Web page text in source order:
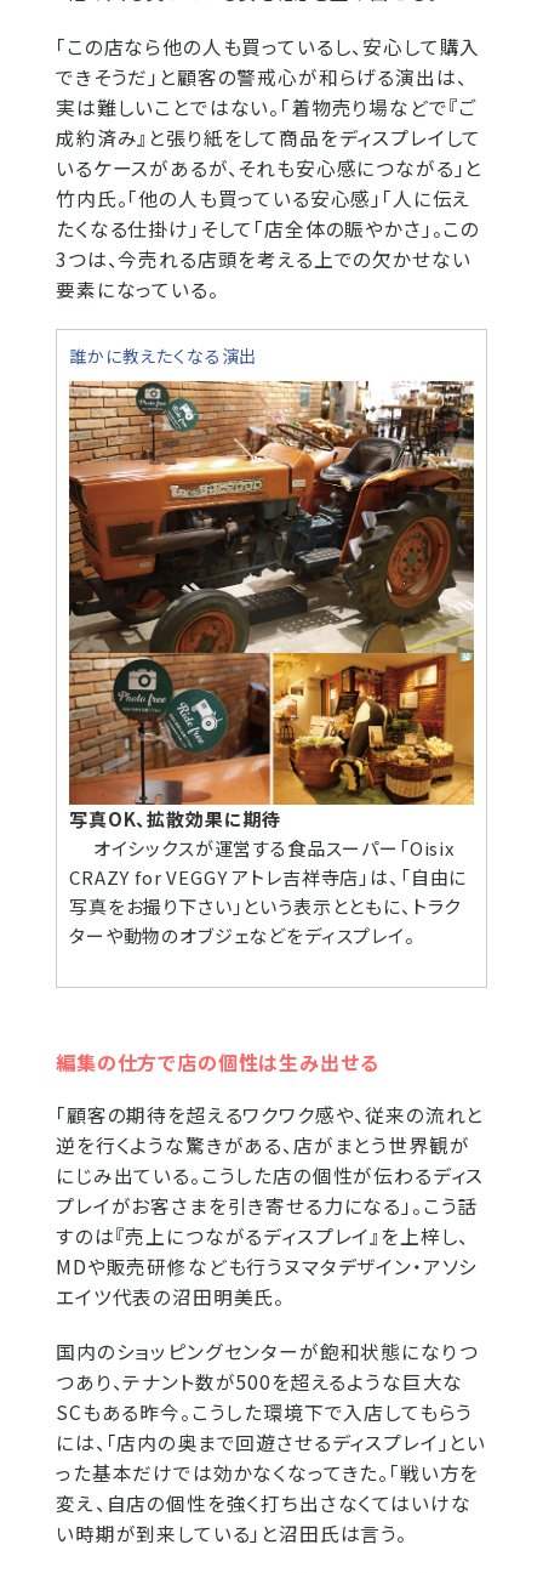
「この店なら他の人も買っているし、安心して購入
できそうだ」と顧客の警戒心が和らげる演出は、
実は難しいことではない。「着物売り場などで『ご
成約済み』と張り紙をして商品をディスプレイして
いるケースがあるが、それも安心感につながる」と
竹内氏。「他の人も買っている安心感」「人に伝え
たくなる仕掛け」そして「店全体の賑やかさ」。この
3つは、今売れる店頭を考える上での欠かせない
要素になっている。
誰かに教えたくなる演出
写真OK、拡散効果に期待
オイシックスが運営する食品スーパー「Oisix
CRAZY for VEGGY アトレ吉祥寺店」は、「自由に
写真をお撮り下さい」という表示とともに、トラク
ターや動物のオブジェなどをディスプレイ。
編集の仕方で店の個性は生み出せる
「顧客の期待を超えるワクワク感や、従来の流れと
逆を行くような驚きがある、店がまとう世界観が
にじみ出ている。こうした店の個性が伝わるディス
プレイがお客さまを引き寄せる力になる」。こう話
すのは『売上につながるディスプレイ』を上梓し、
MDや販売研修なども行うヌマタデザイン・アソシ
エイツ代表の沼田明美氏。
国内のショッピングセンターが飽和状態になりつ
つあり、テナント数が500を超えるような巨大な
SCもある昨今。こうした環境下で入店してもらう
には、「店内の奥まで回遊させるディスプレイ」とい
った基本だけでは効かなくなってきた。「戦い方を
変え、自店の個性を強く打ち出さなくてはいけな
い時期が到来している」と沼田氏は言う。